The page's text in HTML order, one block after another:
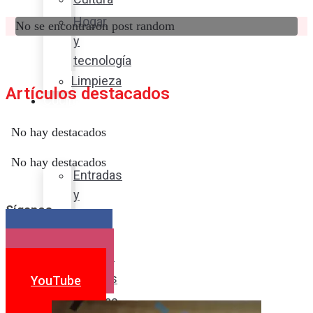
Hogar
y
tecnología
Limpieza
Cocina
sabor
Entradas
y
Postres
Bebidas
No se encontraron post random
Artículos destacados
No hay destacados
No hay destacados
Síganos
YouTube